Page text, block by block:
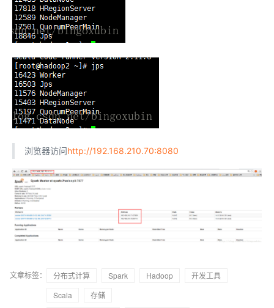
浏览器访问http://192.168.210.70:8080
文章标签： 分布式计算 Spark Hadoop
开发工具
Scala
存储